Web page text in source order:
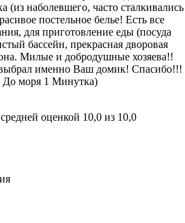
(из наболевшего, часто сталкивались
постельное белье! Есть все
для приготовление еды (посуда
бассейн, прекрасная дворовая
Милые и добродушные хозяева!!
именно Ваш домик! Спасибо!!!
До моря 1 Минутка)
оценкой 10,0 из 10,0